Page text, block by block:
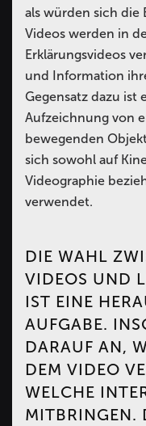
als würden sich die
Videos werden in
Erklärungsvideos
und Information
Gegensatz dazu ist
Aufzeichnung von
bewegenden
sich sowohl auf
Videographie
verwendet.
DIE WAHL
VIDEOS UND
IST EINE
AUFGABE.
DARAUF AN,
DEM VIDEO
WELCHE
MITBRINGEN.